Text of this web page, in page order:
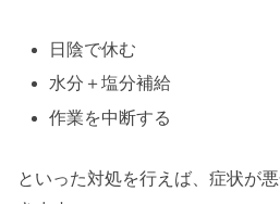
日陰で休む
水分＋塩分補給
作業を中断する
といった対処を行えば、症状が